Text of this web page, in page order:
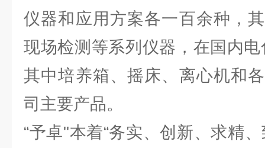
仪器和应用方案各一百余种，
现场检测等系列仪器，在国内
其中培养箱、摇床、离心机和
司主要产品。
“予卓"本着“务实、创新、求精